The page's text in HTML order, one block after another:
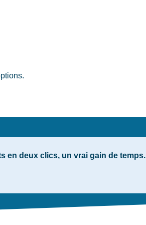
en deux clics, un vrai gain de temps.